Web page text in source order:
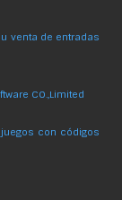
venta de entradas
CO.,Limited
con códigos